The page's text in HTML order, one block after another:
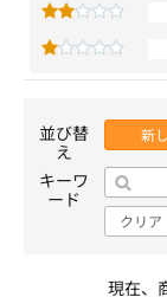
並び替
え
新
キーワ
ード
クリア
現在、